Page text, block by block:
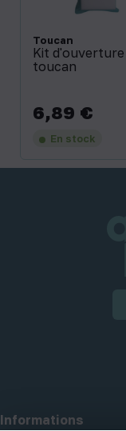
Toucan
Kit d'ouverture
toucan
Prix
6,89 €
En stock
Informations